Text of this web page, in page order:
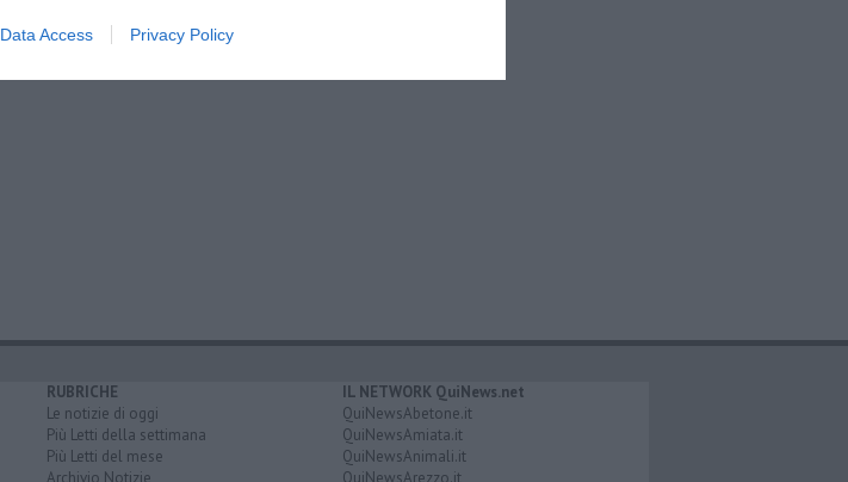
Data Access Privacy Policy
RUBRICHE
Le notizie di oggi
Più Letti della settimana
Più Letti del mese
IL NETWORK QuiNews.net
QuiNewsAbetone.it
QuiNewsAmiata.it
QuiNewsAnimali.it